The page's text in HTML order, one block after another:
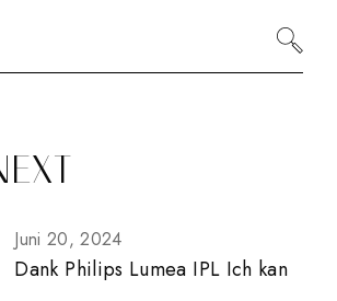
Juni 20, 2024
Dank Philips Lumea IPL Ich kan